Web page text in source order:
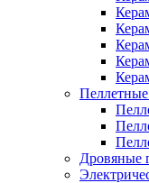
Дровяные